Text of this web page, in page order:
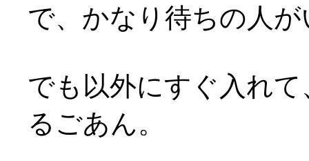
で、かなり待ちの人
でも以外にすぐ入れ
るごあん。